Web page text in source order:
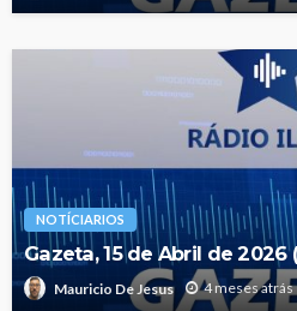
NOTÍCIARIOS
Gazeta, 15 de Abril de 2026
Mauricio De Jesus 4 meses atrás